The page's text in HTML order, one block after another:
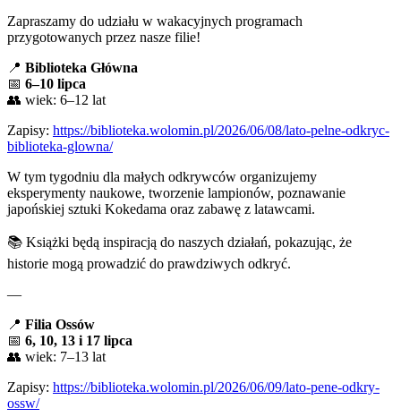
Zapraszamy do udziału w wakacyjnych programach
przygotowanych przez nasze filie!
📍 Biblioteka Główna
📅 6–10 lipca
👥 wiek: 6–12 lat
Zapisy: https://biblioteka.wolomin.pl/2026/06/08/lato-pelne-odkryc-
biblioteka-glowna/
W tym tygodniu dla małych odkrywców organizujemy
eksperymenty naukowe, tworzenie lampionów, poznawanie
japońskiej sztuki Kokedama oraz zabawę z latawcami.
📚 Książki będą inspiracją do naszych działań, pokazując, że
historie mogą prowadzić do prawdziwych odkryć.
—
📍 Filia Ossów
📅 6, 10, 13 i 17 lipca
👥 wiek: 7–13 lat
Zapisy: https://biblioteka.wolomin.pl/2026/06/09/lato-pene-odkry-
ossw/